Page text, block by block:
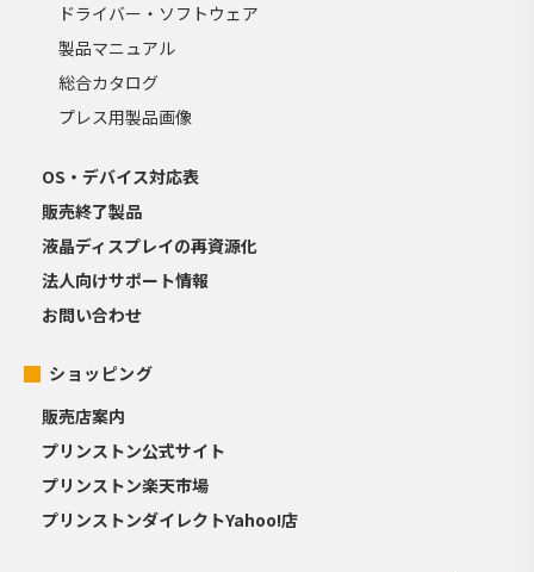
ドライバー・ソフトウェア
製品マニュアル
総合カタログ
プレス用製品画像
OS・デバイス対応表
販売終了製品
液晶ディスプレイの再資源化
法人向けサポート情報
お問い合わせ
ショッピング
販売店案内
プリンストン公式サイト
プリンストン楽天市場
プリンストンダイレクトYahoo!店